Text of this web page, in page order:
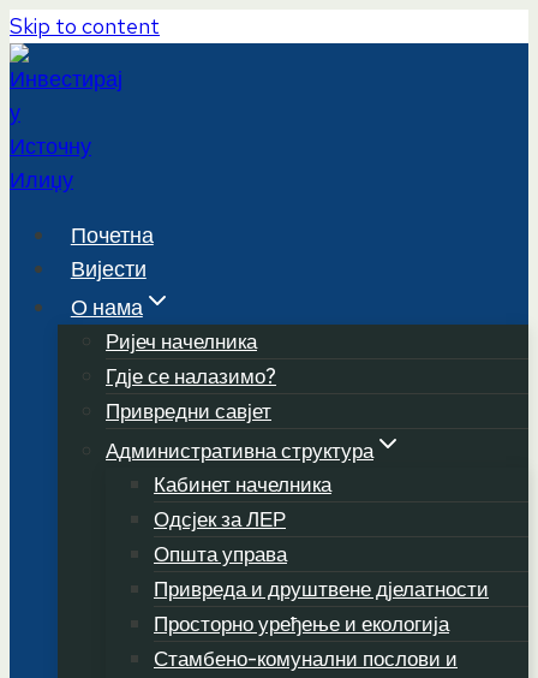
Skip to content
Почетна
Вијести
О нама
Ријеч начелника
Гдје се налазимо?
Привредни савјет
Административна структура
Кабинет начелника
Одсјек за ЛЕР
Општа управа
Привреда и друштвене дјелатности
Просторно уређење и екологија
Стамбено-комунални послови и